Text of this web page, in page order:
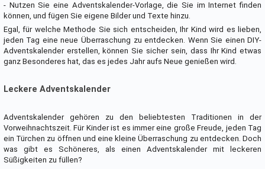
- Nutzen Sie eine Adventskalender-Vorlage, die Sie im Internet finden
können, und fügen Sie eigene Bilder und Texte hinzu.
Egal, für welche Methode Sie sich entscheiden, Ihr Kind wird es lieben,
jeden Tag eine neue Überraschung zu entdecken. Wenn Sie einen DIY-
Adventskalender erstellen, können Sie sicher sein, dass Ihr Kind etwas
ganz Besonderes hat, das es jedes Jahr aufs Neue genießen wird.
Leckere Adventskalender
Adventskalender gehören zu den beliebtesten Traditionen in der
Vorweihnachtszeit. Für Kinder ist es immer eine große Freude, jeden Tag
ein Türchen zu öffnen und eine kleine Überraschung zu entdecken. Doch
was gibt es Schöneres, als einen Adventskalender mit leckeren
Süßigkeiten zu füllen?